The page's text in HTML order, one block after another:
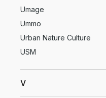
Umage
Ummo
Urban Nature Culture
USM
V